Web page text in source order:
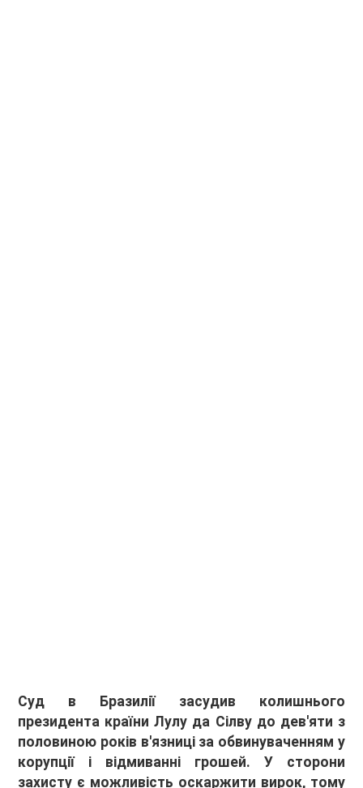
Суд в Бразилії засудив колишнього
президента країни Лулу да Сілву до дев'яти з
половиною років в'язниці за обвинуваченням у
корупції і відмиванні грошей. У сторони
захисту є можливість оскаржити вирок, тому